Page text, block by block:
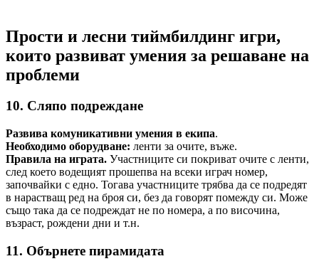
Прости и лесни тиймбилдинг игри,
които развиват умения за решаване на
проблеми
10. Сляпо подреждане
Развива комуникативни умения в екипа.
Необходимо оборудване: ленти за очите, въже.
Правила на играта. Участниците си покриват очите с ленти,
след което водещият прошепва на всеки играч номер,
започвайки с едно. Тогава участниците трябва да се подредят
в нарастващ ред на броя си, без да говорят помежду си. Може
също така да се подреждат не по номера, а по височина,
възраст, рождени дни и т.н.
11. Обърнете пирамидата